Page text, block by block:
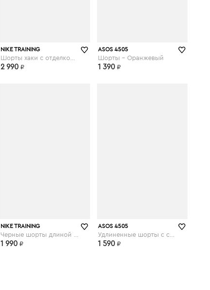
asos.com
NIKE TRAINING
2 990 ₽
ASOS 4505
Шорты - Оранжевый
1 390 ₽
asos.com
NIKE TRAINING
1 990 ₽
ASOS 4505
1 590 ₽